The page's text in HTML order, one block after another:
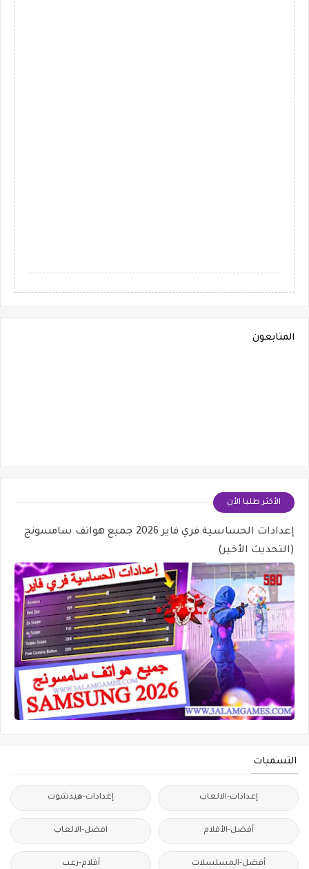
المتابعون
الأكثر طلبا الأن
إعدادات الحساسية فري فاير 2026 جميع هواتف سامسونج
(التحديث الأخير)
التسميات
إعدادات-الالعاب إعدادات-هيدشوت
أفضل-الأفلام افضل-الالعاب
أفضل-المسلسلات أفلام-رعب